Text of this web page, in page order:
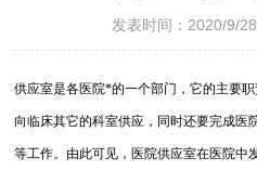
发表时间：2020/9/
供应室是各医院*的一个部门，它的主要
向临床其它的科室供应，同时还要完成医
等工作。由此可见，医院供应室在医院中